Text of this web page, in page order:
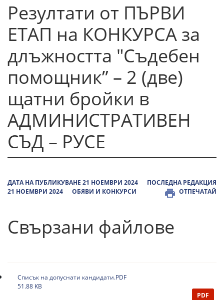
Резултати от ПЪРВИ
ЕТАП на КОНКУРСА за
длъжността "Съдебен
помощник” – 2 (две)
щатни бройки в
АДМИНИСТРАТИВЕН
СЪД – РУСЕ
ДАТА НА ПУБЛИКУВАНЕ 21 НОЕМВРИ 2024
ПОСЛЕДНА РЕДАКЦИЯ
21 НОЕМВРИ 2024
ОБЯВИ И КОНКУРСИ ОТПЕЧАТАЙ
Свързани файлове
Списък на допуснати кандидати.PDF
51.88 KB
PDF